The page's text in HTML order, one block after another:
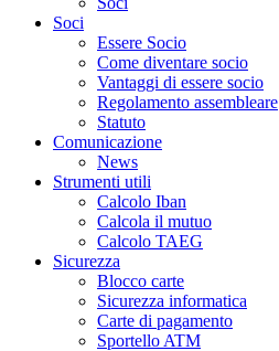
Soci
Essere Socio
Come diventare socio
Vantaggi di essere socio
Regolamento assembleare
Statuto
Comunicazione
News
Strumenti utili
Calcolo Iban
Calcola il mutuo
Calcolo TAEG
Sicurezza
Blocco carte
Sicurezza informatica
Carte di pagamento
Sportello ATM